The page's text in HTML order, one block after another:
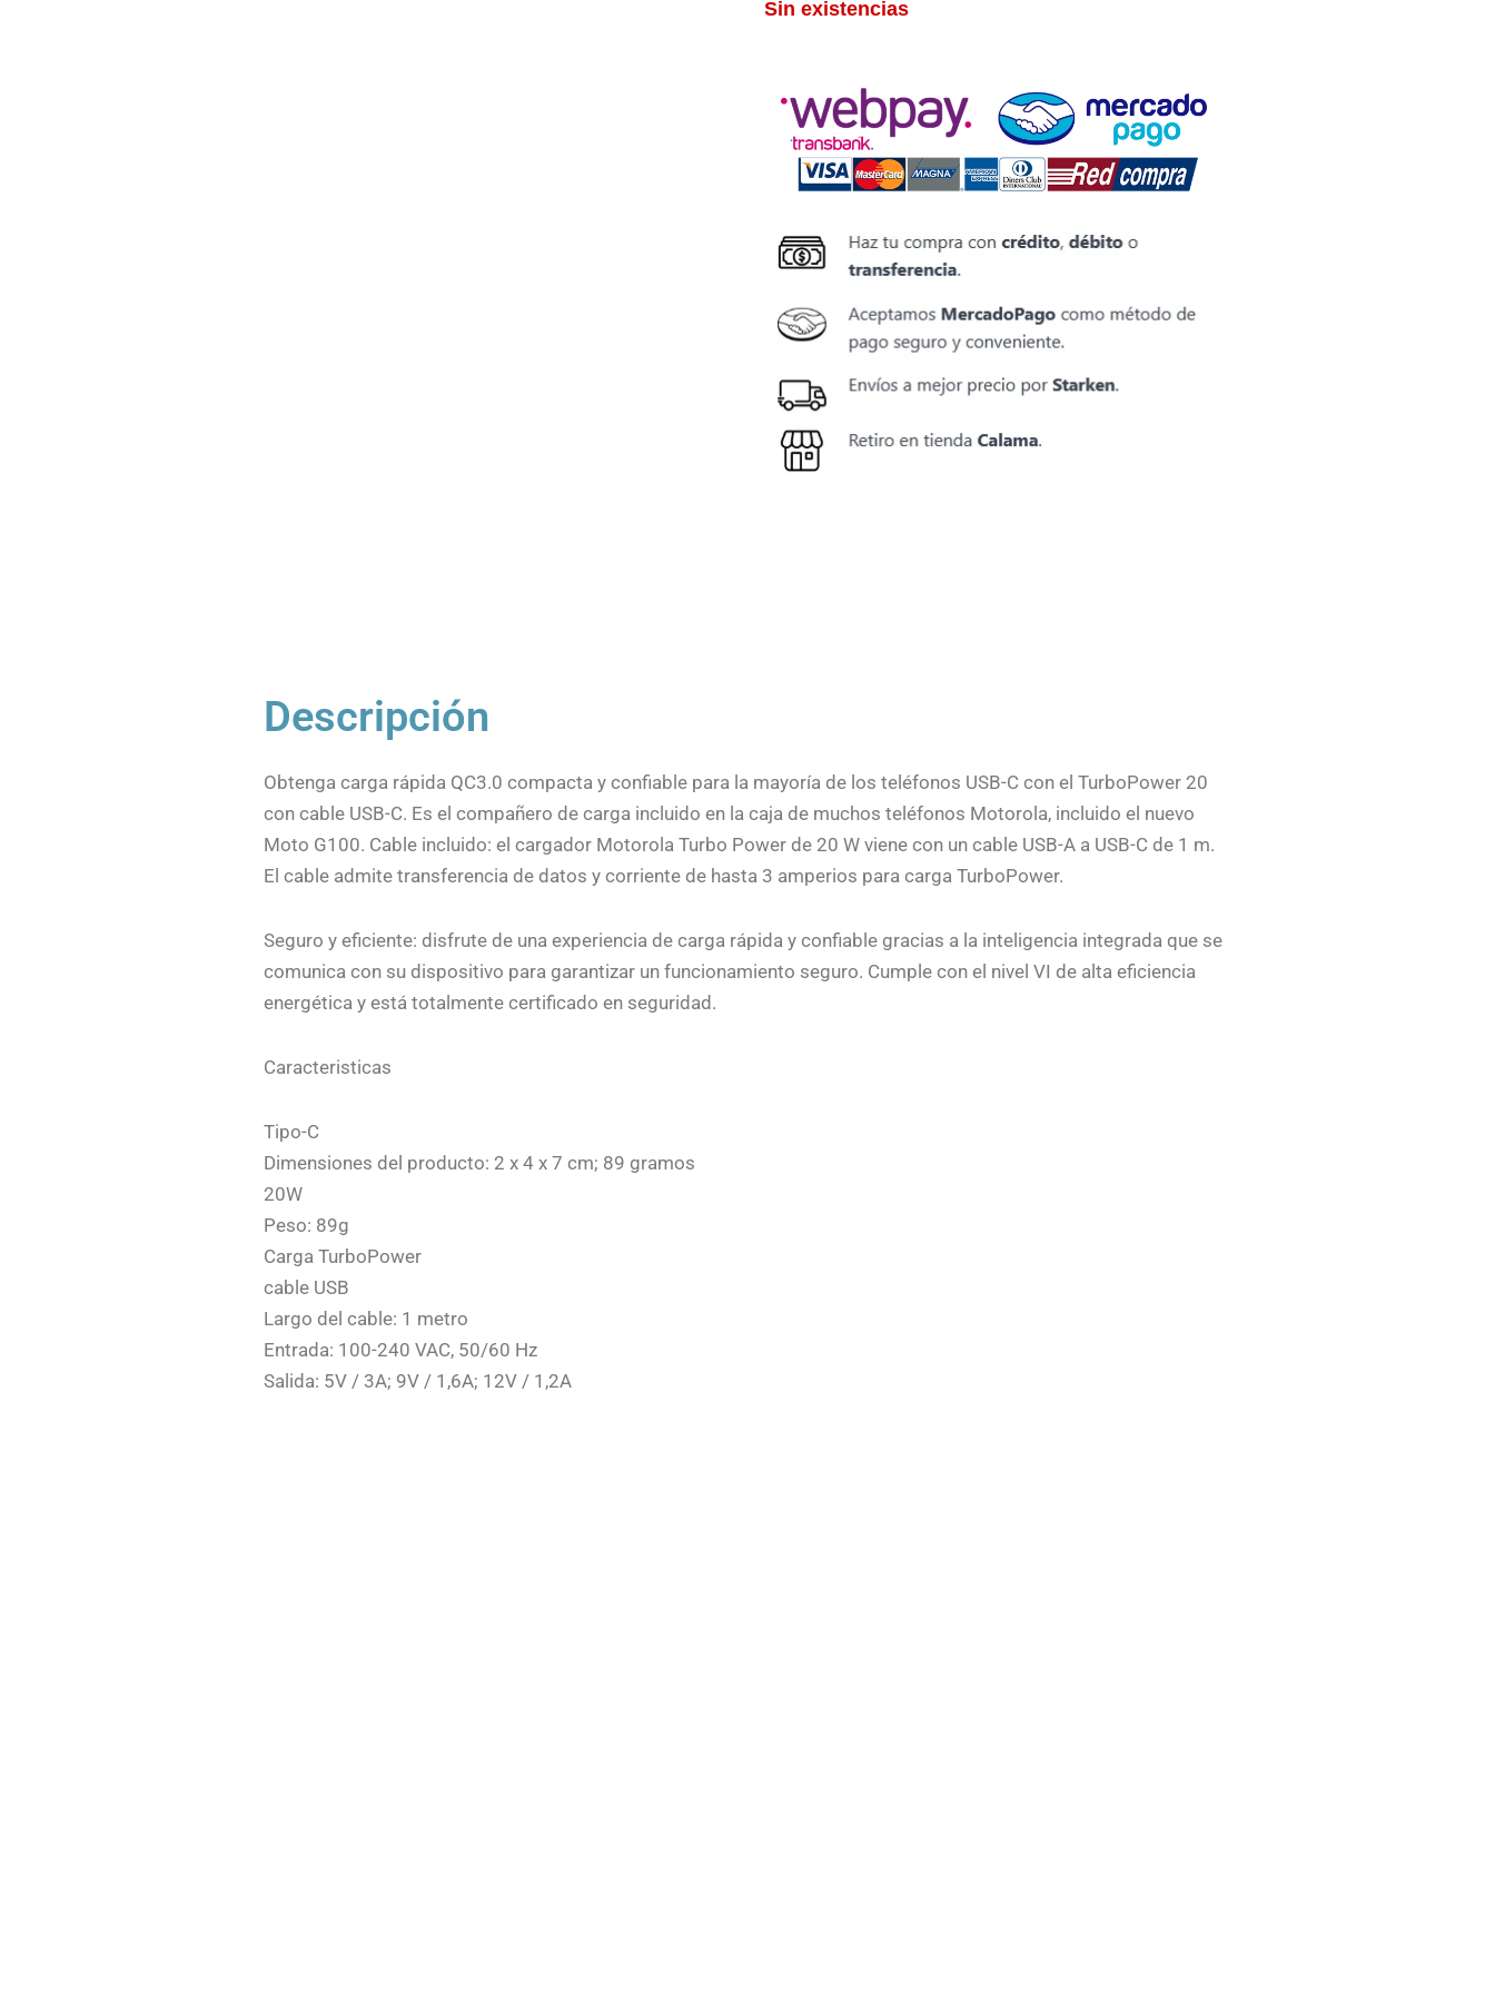
Sin existencias
Descripción
Obtenga carga rápida QC3.0 compacta y confiable para la mayoría de los teléfonos USB-C con el TurboPower 20
con cable USB-C. Es el compañero de carga incluido en la caja de muchos teléfonos Motorola, incluido el nuevo
Moto G100. Cable incluido: el cargador Motorola Turbo Power de 20 W viene con un cable USB-A a USB-C de 1 m.
El cable admite transferencia de datos y corriente de hasta 3 amperios para carga TurboPower.
Seguro y eficiente: disfrute de una experiencia de carga rápida y confiable gracias a la inteligencia integrada que se
comunica con su dispositivo para garantizar un funcionamiento seguro. Cumple con el nivel VI de alta eficiencia
energética y está totalmente certificado en seguridad.
Caracteristicas
Tipo-C
Dimensiones del producto: 2 x 4 x 7 cm; 89 gramos
20W
Peso: 89g
Carga TurboPower
cable USB
Largo del cable: 1 metro
Entrada: 100-240 VAC, 50/60 Hz
Salida: 5V / 3A; 9V / 1,6A; 12V / 1,2A